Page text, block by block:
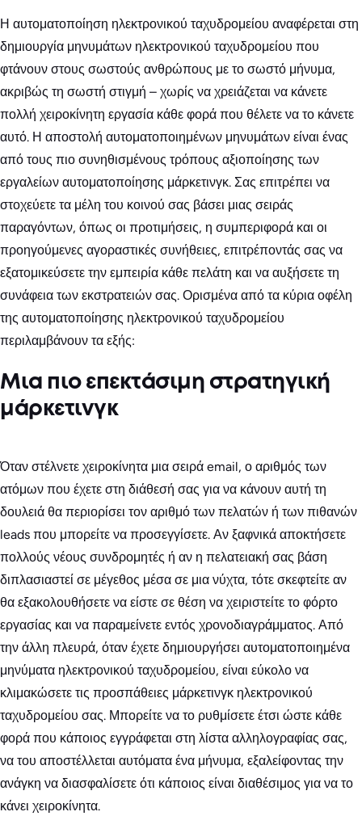
Η αυτοματοποίηση ηλεκτρονικού ταχυδρομείου αναφέρεται στη
δημιουργία μηνυμάτων ηλεκτρονικού ταχυδρομείου που
φτάνουν στους σωστούς ανθρώπους με το σωστό μήνυμα,
ακριβώς τη σωστή στιγμή – χωρίς να χρειάζεται να κάνετε
πολλή χειροκίνητη εργασία κάθε φορά που θέλετε να το κάνετε
αυτό. Η αποστολή αυτοματοποιημένων μηνυμάτων είναι ένας
από τους πιο συνηθισμένους τρόπους αξιοποίησης των
εργαλείων αυτοματοποίησης μάρκετινγκ. Σας επιτρέπει να
στοχεύετε τα μέλη του κοινού σας βάσει μιας σειράς
παραγόντων, όπως οι προτιμήσεις, η συμπεριφορά και οι
προηγούμενες αγοραστικές συνήθειες, επιτρέποντάς σας να
εξατομικεύσετε την εμπειρία κάθε πελάτη και να αυξήσετε τη
συνάφεια των εκστρατειών σας. Ορισμένα από τα κύρια οφέλη
της αυτοματοποίησης ηλεκτρονικού ταχυδρομείου
περιλαμβάνουν τα εξής:
Μια πιο επεκτάσιμη στρατηγική
μάρκετινγκ
Όταν στέλνετε χειροκίνητα μια σειρά email, ο αριθμός των
ατόμων που έχετε στη διάθεσή σας για να κάνουν αυτή τη
δουλειά θα περιορίσει τον αριθμό των πελατών ή των πιθανών
leads που μπορείτε να προσεγγίσετε. Αν ξαφνικά αποκτήσετε
πολλούς νέους συνδρομητές ή αν η πελατειακή σας βάση
διπλασιαστεί σε μέγεθος μέσα σε μια νύχτα, τότε σκεφτείτε αν
θα εξακολουθήσετε να είστε σε θέση να χειριστείτε το φόρτο
εργασίας και να παραμείνετε εντός χρονοδιαγράμματος. Από
την άλλη πλευρά, όταν έχετε δημιουργήσει αυτοματοποιημένα
μηνύματα ηλεκτρονικού ταχυδρομείου, είναι εύκολο να
κλιμακώσετε τις προσπάθειες μάρκετινγκ ηλεκτρονικού
ταχυδρομείου σας. Μπορείτε να το ρυθμίσετε έτσι ώστε κάθε
φορά που κάποιος εγγράφεται στη λίστα αλληλογραφίας σας,
να του αποστέλλεται αυτόματα ένα μήνυμα, εξαλείφοντας την
ανάγκη να διασφαλίσετε ότι κάποιος είναι διαθέσιμος για να το
κάνει χειροκίνητα.